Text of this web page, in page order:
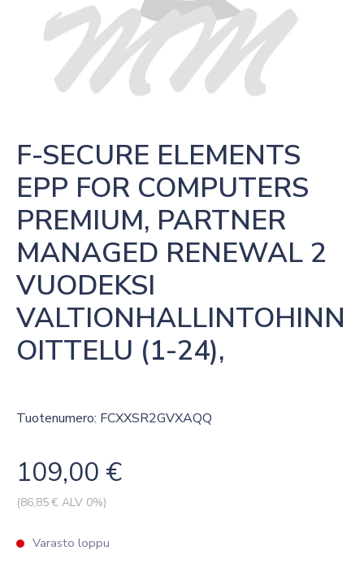
F-SECURE ELEMENTS
EPP FOR COMPUTERS
PREMIUM, PARTNER
MANAGED RENEWAL 2
VUODEKSI
VALTIONHALLINTOHINN
OITTELU (1-24),
Tuotenumero: FCXXSR2GVXAQQ
109,00 €
(86,85€ ALV 0%)
Varasto loppu